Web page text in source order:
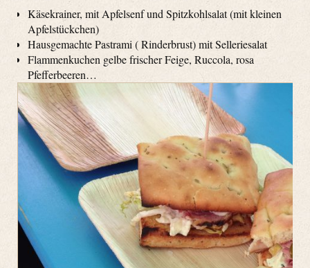
Käsekrainer, mit Apfelsenf und Spitzkohlsalat (mit kleinen
Apfelstückchen)
Hausgemachte Pastrami ( Rinderbrust) mit Selleriesalat
Flammenkuchen gelbe frischer Feige, Ruccola, rosa
Pfefferbeeren…